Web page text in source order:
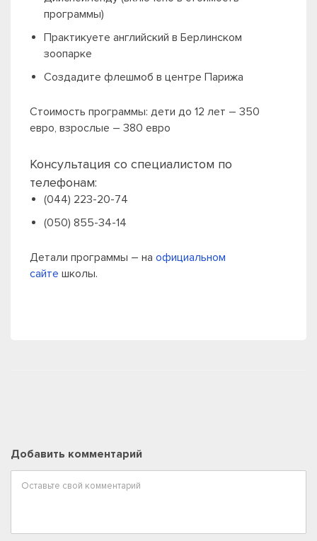
программы)
Практикуете английский в Берлинском
зоопарке
Создадите флешмоб в центре Парижа
Стоимость программы: дети до 12 лет – 350
евро, взрослые – 380 евро
Консультация со специалистом по
телефонам:
(044) 223-20-74
(050) 855-34-14
Детали программы – на официальном
сайте школы.
Добавить комментарий